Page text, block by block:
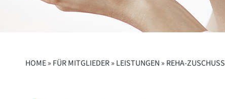
HOME » FÜR MITGLIEDER» LEISTUNGEN » REHA-ZUSCHUSS